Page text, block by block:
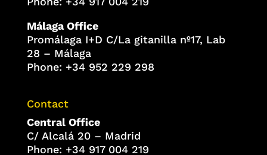
Málaga Office
Promálaga I+D C/La gitanilla nº17, Lab
28 – Málaga
Phone: +34 952 229 298
Contact
Central Office
C/ Alcalá 20 – Madrid
Phone: +34 917 004 219